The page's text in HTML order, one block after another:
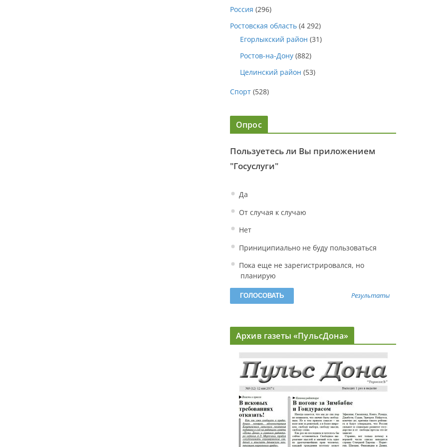
Россия (296)
Ростовская область (4 292)
Егорлыкский район (31)
Ростов-на-Дону (882)
Целинский район (53)
Спорт (528)
Опрос
Пользуетесь ли Вы приложением
"Госуслуги"
Да
От случая к случаю
Нет
Приниципиально не буду пользоваться
Пока еще не зарегистрировался, но
планирую
Результаты
Архив газеты «ПульсДона»